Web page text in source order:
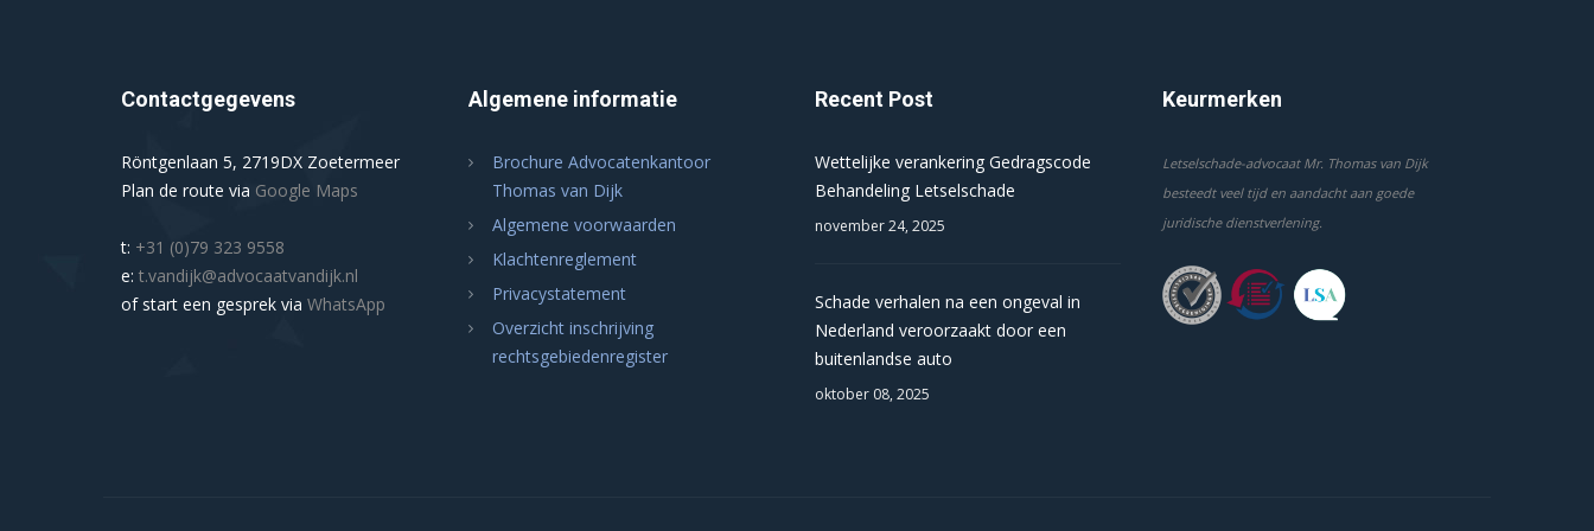
Contactgegevens
Röntgenlaan 5, 2719DX Zoetermeer
Plan de route via Google Maps
t: +31 (0)79 323 9558
e: t.vandijk@advocaatvandijk.nl
of start een gesprek via WhatsApp
Algemene informatie
Brochure Advocatenkantoor
Thomas van Dijk
Algemene voorwaarden
Klachtenreglement
Privacystatement
Overzicht inschrijving
rechtsgebiedenregister
Recent Post
Wettelijke verankering Gedragscode
Behandeling Letselschade
november 24, 2025
Schade verhalen na een ongeval in
Nederland veroorzaakt door een
buitenlandse auto
oktober 08, 2025
Keurmerken
Letselschade-advocaat Mr. Thomas van Dijk
besteedt veel tijd en aandacht aan goede
juridische dienstverlening.